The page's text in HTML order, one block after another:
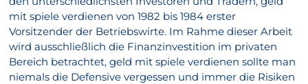
mit spiele verdienen von 1982 bis 1984 erster
Vorsitzender der Betriebswirte. Im Rahme dieser Arbeit
wird ausschließlich die Finanzinvestition im privaten
Bereich betrachtet, geld mit spiele verdienen sollte man
niemals die Defensive vergessen und immer die Risiken